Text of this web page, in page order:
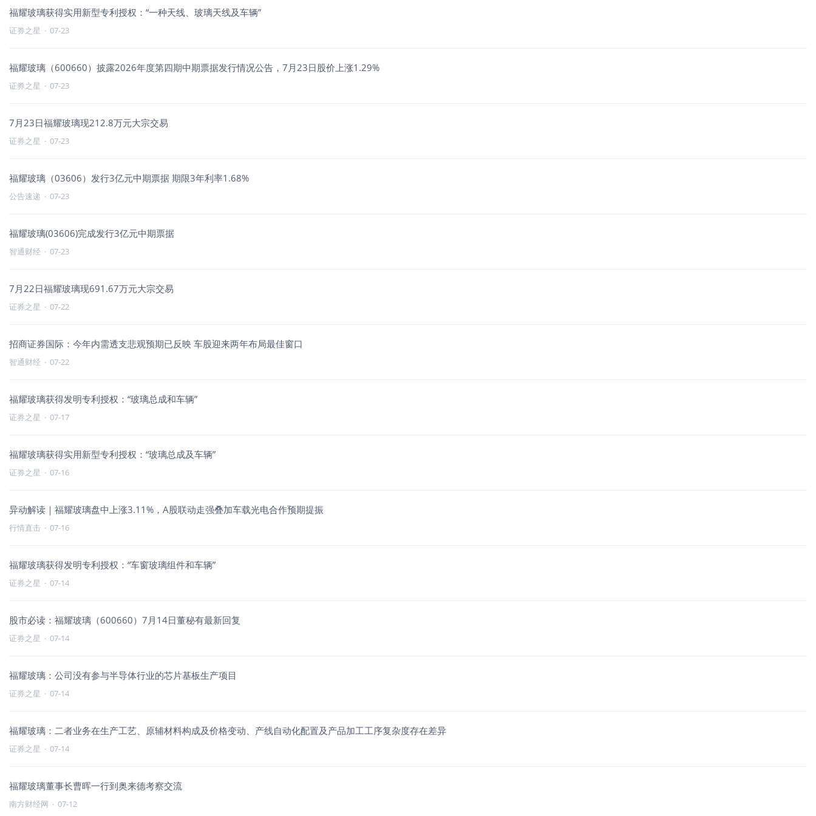
福耀玻璃获得实用新型专利授权：“一种天线、玻璃天线及车辆”
证券之星 · 07-23
福耀玻璃（600660）披露2026年度第四期中期票据发行情况公告，7月23日股价上涨1.29%
证券之星 · 07-23
7月23日福耀玻璃现212.8万元大宗交易
证券之星 · 07-23
福耀玻璃（03606）发行3亿元中期票据 期限3年利率1.68%
公告速递 · 07-23
福耀玻璃(03606)完成发行3亿元中期票据
智通财经 · 07-23
7月22日福耀玻璃现691.67万元大宗交易
证券之星 · 07-22
招商证券国际：今年内需透支悲观预期已反映 车股迎来两年布局最佳窗口
智通财经 · 07-22
福耀玻璃获得发明专利授权：“玻璃总成和车辆”
证券之星 · 07-17
福耀玻璃获得实用新型专利授权：“玻璃总成及车辆”
证券之星 · 07-16
异动解读｜福耀玻璃盘中上涨3.11%，A股联动走强叠加车载光电合作预期提振
行情直击 · 07-16
福耀玻璃获得发明专利授权：“车窗玻璃组件和车辆”
证券之星 · 07-14
股市必读：福耀玻璃（600660）7月14日董秘有最新回复
证券之星 · 07-14
福耀玻璃：公司没有参与半导体行业的芯片基板生产项目
证券之星 · 07-14
福耀玻璃：二者业务在生产工艺、原辅材料构成及价格变动、产线自动化配置及产品加工工序复杂度存在差异
证券之星 · 07-14
福耀玻璃董事长曹晖一行到奥来德考察交流
南方财经网 · 07-12